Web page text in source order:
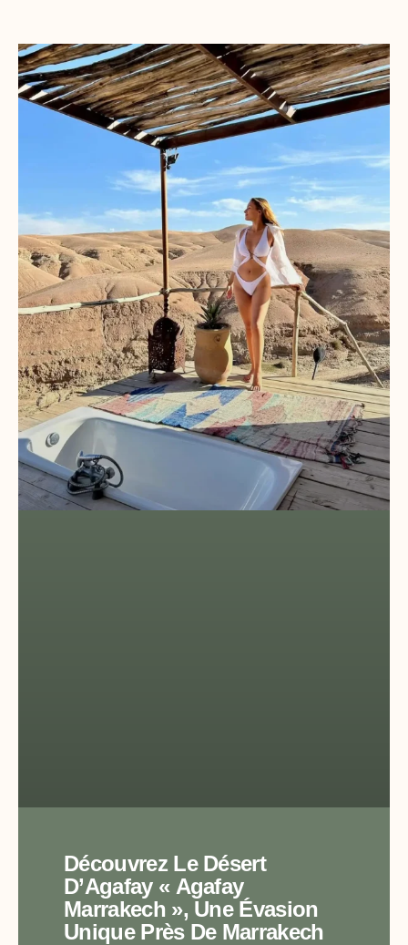
Découvrez Le Désert
D’Agafay « Agafay
Marrakech », Une Évasion
Unique Près De Marrakech